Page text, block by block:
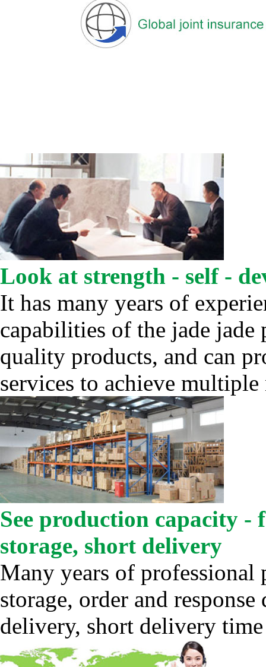
Look at strength - self -
It has many years of
capabilities of the jade
quality products, and can
services to achieve multiple
See production capacity -
storage, short delivery
Many years of professional
storage, order and
delivery, short delivery time